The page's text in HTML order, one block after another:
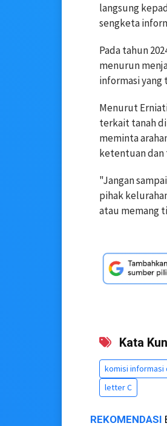
langsung
sengketa
Pada tahun
menurun
informasi
Menurut
terkait tanah
meminta
ketentuan dan
"Jangan
pihak
atau memang
Kata
komisi informasi
letter C
REKOMENDASI